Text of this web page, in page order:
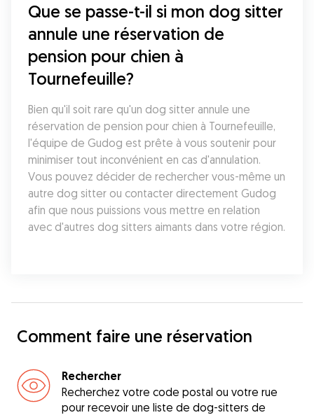
Que se passe-t-il si mon dog sitter
annule une réservation de
pension pour chien à
Tournefeuille?
Bien qu'il soit rare qu'un dog sitter annule une
réservation de pension pour chien à Tournefeuille,
l'équipe de Gudog est prête à vous soutenir pour
minimiser tout inconvénient en cas d'annulation.
Vous pouvez décider de rechercher vous-même un
autre dog sitter ou contacter directement Gudog
afin que nous puissions vous mettre en relation
avec d'autres dog sitters aimants dans votre région.
Comment faire une réservation
Rechercher
Recherchez votre code postal ou votre rue
pour recevoir une liste de dog-sitters de